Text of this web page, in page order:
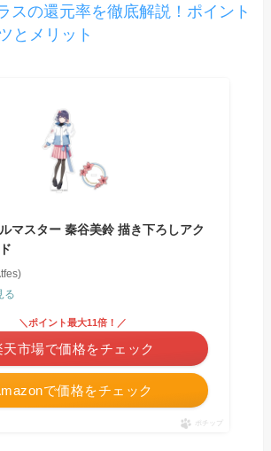
スの還元率を徹底解説！ポイント
とメリット
マスター 秦谷美鈴 描き下ろしアク
る
で価格をチェック
＼ポイント最大11倍！／
天市場で価格をチェック
ポチップ